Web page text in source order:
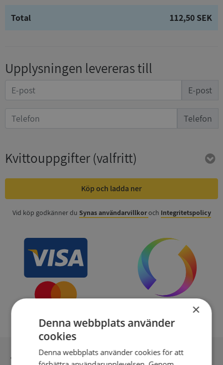
Total 112,50 SEK
Upplysningen levereras till
E-post
Telefon
Kvittouppgifter(valfritt)
Köp och ladda ner
Vid köp godkänner du Synas användarvillkoroch Integritetspolicy
Inga kopior till omfrågad
×
Denna webbplats använder
cookies
Denna webbplats använder cookies för att